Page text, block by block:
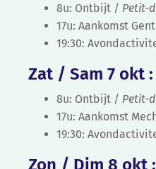
8u: Ontbijt / Petit-
17u: Aankomst
19:30:
Zat / Sam 7 okt :
8u: Ontbijt / Petit-
17u: Aankomst
19:30:
Zon / Dim 8 okt